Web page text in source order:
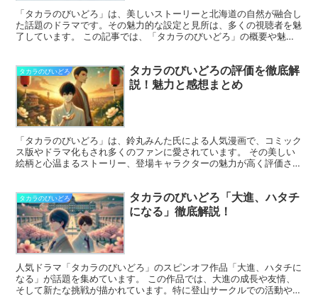
「タカラのびいどろ」は、美しいストーリーと北海道の自然が融合し
た話題のドラマです。その魅力的な設定と見所は、多くの視聴者を魅
了しています。 この記事では、「タカラのびいどろ」の概要や魅
タカラのびいどろ
タカラのびいどろの評価を徹底解
説！魅力と感想まとめ
「タカラのびいどろ」は、鈴丸みんた氏による人気漫画で、コミック
ス版やドラマ化もされ多くのファンに愛されています。 その美しい
絵柄と心温まるストーリー、登場キャラクターの魅力が高く評価され
タカラのびいどろ
タカラのびいどろ「大進、ハタチ
になる」徹底解説！
人気ドラマ「タカラのびいどろ」のスピンオフ作品「大進、ハタチに
なる」が話題を集めています。 この作品では、大進の成長や友情、
そして新たな挑戦が描かれています。特に登山サークルでの活動や海